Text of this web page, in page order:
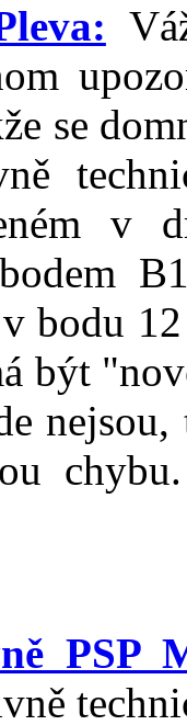
se
v
bodu
být
nejsou,
PSP